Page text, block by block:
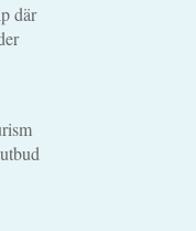
där